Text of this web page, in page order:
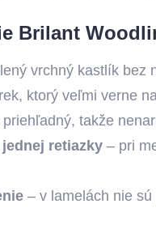
Brilant
vrchný kastlík bez
ktorý veľmi verne
takže
retiazky – pri
– v lamelách nie